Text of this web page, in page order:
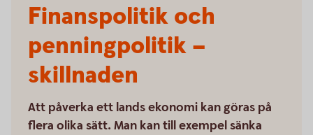
Finanspolitik och
penningpolitik –
skillnaden
Att påverka ett lands ekonomi kan göras på
flera olika sätt. Man kan till exempel sänka